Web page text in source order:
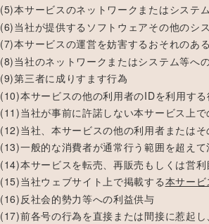
(5)本サービスのネットワークまたはシステ
(6)当社が提供するソフトウェアその他のシ
(7)本サービスの運営を妨害するおそれのあ
(8)当社のネットワークまたはシステム等へ
(9)第三者に成りすます行為
(10)本サービスの他の利用者のIDを利用する
(11)当社が事前に許諾しない本サービス上
(12)当社、本サービスの他の利用者または
(13)一般的な消費者が通常行う範囲を超え
(14)本サービスを転売、再販売もしくは営
(15)当社ウェブサイト上で掲載する本サー
(16)反社会的勢力等への利益供与
(17)前各号の行為を直接または間接に惹起